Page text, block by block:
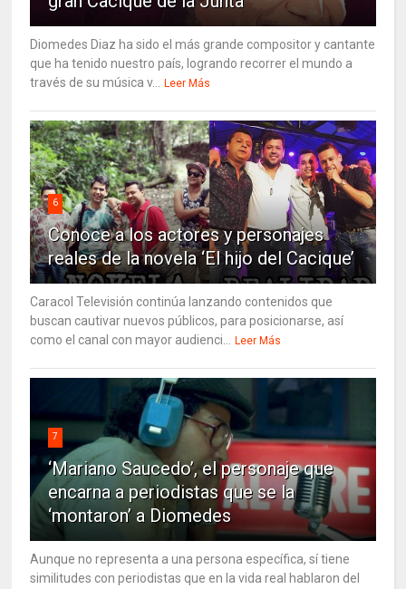
Diomedes Diaz ha sido el más grande compositor y cantante
que ha tenido nuestro país, logrando recorrer el mundo a
través de su música v... Leer Más
6
Conoce a los actores y personajes
reales de la novela ‘El hijo del Cacique’
Caracol Televisión continúa lanzando contenidos que
buscan cautivar nuevos públicos, para posicionarse, así
como el canal con mayor audienci... Leer Más
7
‘Mariano Saucedo’, el personaje que
encarna a periodistas que se la
‘montaron’ a Diomedes
Aunque no representa a una persona específica, sí tiene
similitudes con periodistas que en la vida real hablaron del